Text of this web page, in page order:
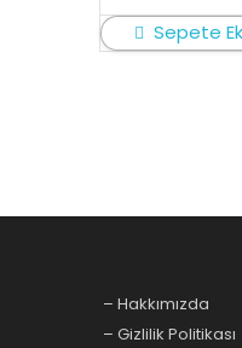
Sepete
– Hakkımızda
– Gizlilik Politikası